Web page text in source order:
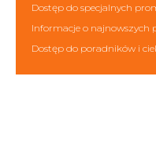
Dostęp do specjalnych
Informacje o najnowszych
Dostęp do poradników i